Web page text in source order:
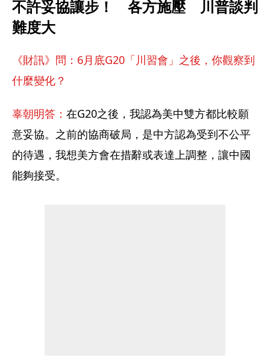
不許妥協讓步！　各方施壓　川普談判
難度大
《財訊》問：6月底G20「川習會」之後，你觀察到
什麼變化？
辜朝明答： 在G20之後，我認為美中雙方都比較願
意妥協。之前的協商破局，是中方認為受到不公平
的待遇，我想美方會在措辭或表達上調整，讓中國
能夠接受。